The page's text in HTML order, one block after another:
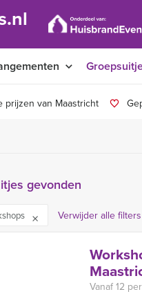
prijzen van Maastricht
gevonden
Verwijder alle filters
Vanaf 12